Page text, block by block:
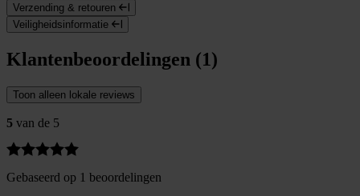
Verzending & retouren
Veiligheidsinformatie
Klantenbeoordelingen (1)
Toon alleen lokale reviews
5 van de 5
Gebaseerd op 1 beoordelingen